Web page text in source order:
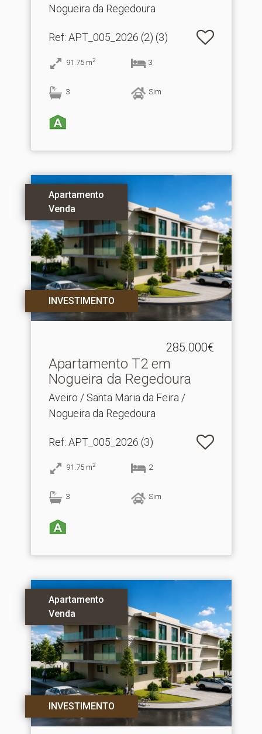
Nogueira da Regedoura
Ref: APT_005_2026 (2) (3)
91.75 m2 3
3 Sim
Apartamento
Venda
INVESTIMENTO
285.000€
Apartamento T2 em
Nogueira da Regedoura
Aveiro / Santa Maria da Feira /
Nogueira da Regedoura
Ref: APT_005_2026 (3)
91.75 m2 2
3 Sim
Apartamento
Venda
INVESTIMENTO